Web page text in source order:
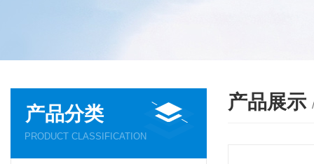
产品分类
PRODUCT CLASSIFICATION
产品展示